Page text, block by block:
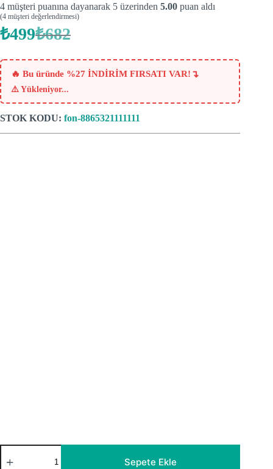
4 müşteri puanına dayanarak 5 üzerinden 5.00 puan aldı
(4 müşteri değerlendirmesi)
₺682
Orijinal
₺682.
₺499Şu
fiyat:
₺499.
🔥 Bu üründe %27 İNDİRİM FIRSATI VAR! ↴
⚠️ Yükleniyor...
STOK KODU: fon-8865321111111
Altamura
Sıcak
Sepete Ekle